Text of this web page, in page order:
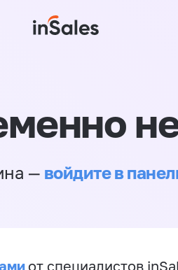
— войдите в
от специалистов